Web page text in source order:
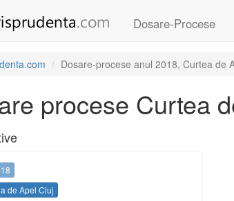
Dosare-Procese
Dosare-procese anul 2018, Curtea de
procese Curtea
de Apel Cluj